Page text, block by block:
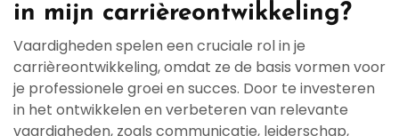
in mijn carrièreontwikkeling?
Vaardigheden spelen een cruciale rol in je
carrièreontwikkeling, omdat ze de basis vormen voor
je professionele groei en succes. Door te investeren
in het ontwikkelen en verbeteren van relevante
vaardigheden, zoals communicatie, leiderschap,